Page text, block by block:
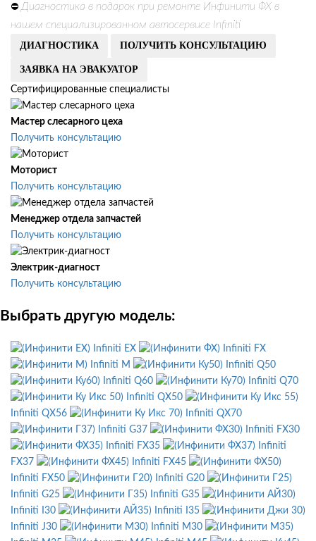
⛔ Диагностика в подарок при ремонте Инфинити ФХ в
нашем специализированном автосервисе Infiniti
ДИАГНОСТИКА ПОЛУЧИТЬ КОНСУЛЬТАЦИЮ
ЗАЯВКА НА ЭВАКУАТОР
Сертифицированные специалисты
Мастер слесарного цеха
Получить консультацию
Моторист
Получить консультацию
Менеджер отдела запчастей
Получить консультацию
Электрик-диагност
Получить консультацию
Выбрать другую модель:
Infiniti EX
Infiniti FX
Infiniti M
Infiniti Q50
Infiniti Q60
Infiniti Q70
Infiniti QX50
Infiniti QX56
Infiniti QX70
Infiniti G37
Infiniti FX30
Infiniti FX35
Infiniti
FX37
Infiniti FX45
Infiniti FX50
Infiniti G20
Infiniti G25
Infiniti G35
Infiniti I30
Infiniti I35
Infiniti J30
Infiniti M30